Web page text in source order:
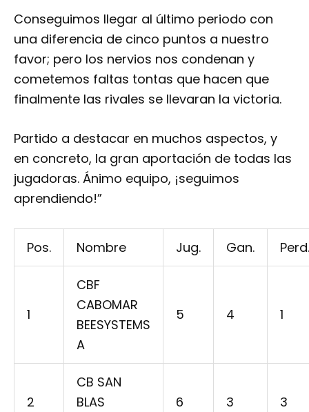
Conseguimos llegar al último periodo con
una diferencia de cinco puntos a nuestro
favor; pero los nervios nos condenan y
cometemos faltas tontas que hacen que
finalmente las rivales se llevaran la victoria.
Partido a destacar en muchos aspectos, y
en concreto, la gran aportación de todas las
jugadoras. Ánimo equipo, ¡seguimos
aprendiendo!”
Pos. Nombre Jug. Gan. Perd.
1
CBF
CABOMAR
BEESYSTEMS
A
5 4 1
2
CB SAN
BLAS
6 3 3